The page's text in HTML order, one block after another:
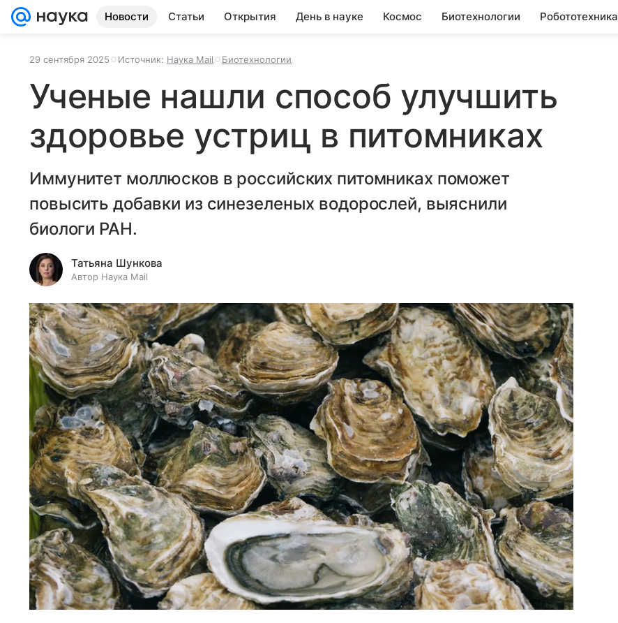
Новости Статьи Открытия День в науке Космос Биотехнологии Робототехника
29 сентября 2025 Источник: Наука Mail Биотехнологии
Ученые нашли способ улучшить
здоровье устриц в питомниках
Иммунитет моллюсков в российских питомниках поможет
повысить добавки из синезеленых водорослей, выяснили
биологи РАН.
Татьяна Шункова
Автор Наука Mail